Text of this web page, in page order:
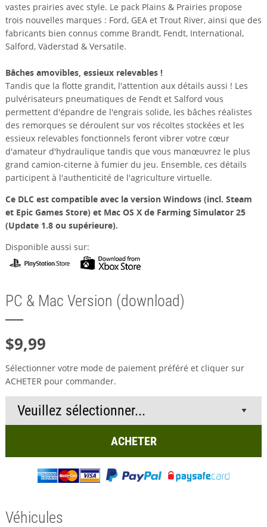
vastes prairies avec style. Le pack Plains & Prairies propose
trois nouvelles marques : Ford, GEA et Trout River, ainsi que des
fabricants bien connus comme Brandt, Fendt, International,
Salford, Väderstad & Versatile.
Bâches amovibles, essieux relevables !
Tandis que la flotte grandit, l'attention aux détails aussi ! Les
pulvérisateurs pneumatiques de Fendt et Salford vous
permettent d'épandre de l'engrais solide, les bâches réalistes
des remorques se déroulent sur vos récoltes stockées et les
essieux relevables fonctionnels feront vibrer votre cœur
d'amateur d'hydraulique tandis que vous manœuvrez le plus
grand camion-citerne à fumier du jeu. Ensemble, ces détails
participent à l'authenticité de l'agriculture virtuelle.
Ce DLC est compatible avec la version Windows (incl. Steam
et Epic Games Store) et Mac OS X de Farming Simulator 25
(Update 1.8 ou supérieure).
Disponible aussi sur:
PC & Mac Version (download)
$9,99
Sélectionner votre mode de paiement préféré et cliquer sur
ACHETER pour commander.
ACHETER
Véhicules